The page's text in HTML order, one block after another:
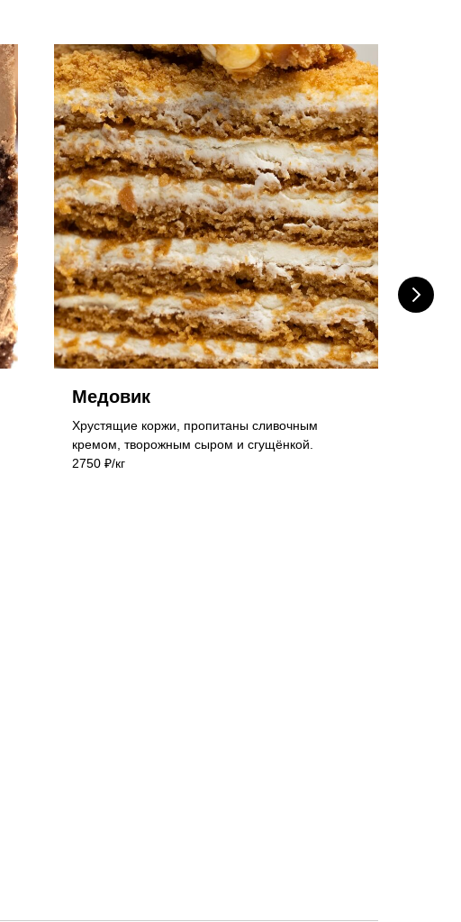
Медовик
Хрустящие коржи, пропитаны сливочным
кремом, творожным сыром и сгущёнкой.
2750 ₽/кг